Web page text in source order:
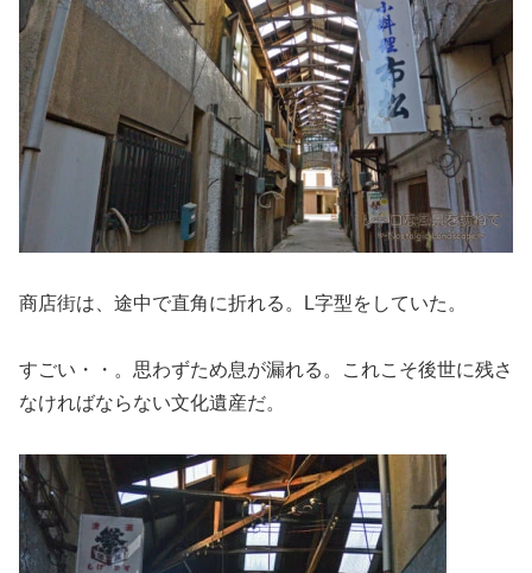
商店街は、途中で直角に折れる。L字型をしていた。
すごい・・。思わずため息が漏れる。これこそ後世に残さ
なければならない文化遺産だ。